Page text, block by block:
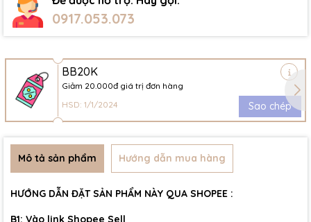
0917.053.073
BB20K
Giảm 20.000đ giá trị đơn hàng
HSD: 1/1/2024
Sao chép
Mô tả sản phẩm Hướng dẫn mua hàng
HƯỚNG DẪN ĐẶT SẢN PHẨM NÀY QUA SHOPEE :
B1: Vào link Shopee Sell